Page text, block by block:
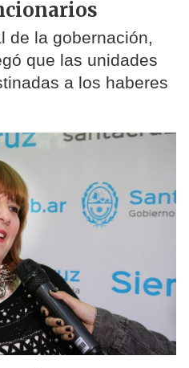
de la gobernación,
que las unidades
a los haberes